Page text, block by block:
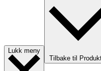
Lukk meny
Tilbake til